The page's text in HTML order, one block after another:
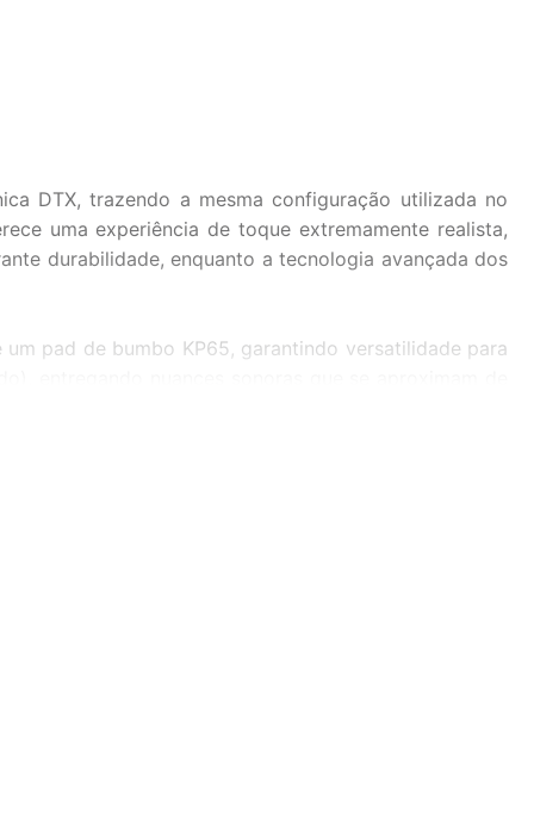
DTX, trazendo a mesma configuração utilizada no
uma experiência de toque extremamente realista,
durabilidade, enquanto a tecnologia avançada dos
pad de bumbo KP65, garantindo versatilidade para